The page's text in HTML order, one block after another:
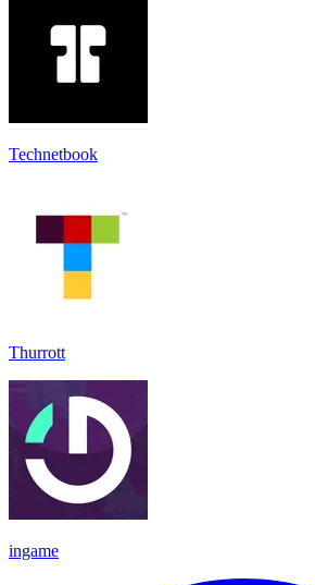
Technetbook
Thurrott
ingame